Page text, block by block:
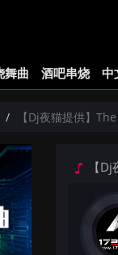
舞曲 酒吧串烧 中
【Dj夜猫提供】
【